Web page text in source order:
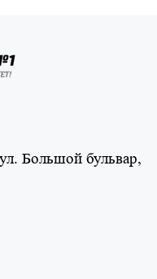
Большой бульвар,